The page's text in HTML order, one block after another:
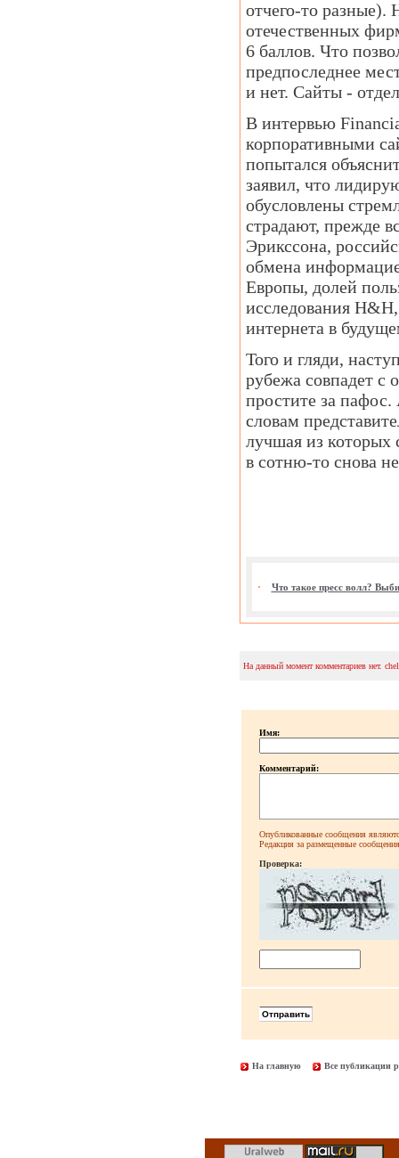
отчего-то разные).
отечественных
6 баллов. Что
предпоследнее
и нет. Сайты -
В интервью
корпоративными
попытался
заявил, что
обусловлены
страдают, прежде
Эрикссона,
обмена
Европы, долей
исследования
интернета в
Того и гляди,
рубежа совпадет с
простите за пафос.
словам
лучшая из которых
в сотню-то снова
Что такое пресс волл?
На данный момент комментариев нет.
Имя:
Комментарий:
Опубликованные сообщения
Редакция за размещенные сообщения
Проверка:
На главную Все публикации